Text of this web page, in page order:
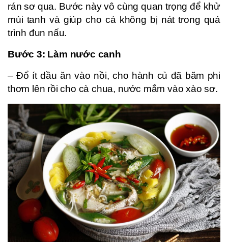
rán sơ qua. Bước này vô cùng quan trọng để khử
mùi tanh và giúp cho cá không bị nát trong quá
trình đun nấu.
Bước 3: Làm nước canh
– Đổ ít dầu ăn vào nồi, cho hành củ đã băm phi
thơm lên rồi cho cà chua, nước mắm vào xào sơ.